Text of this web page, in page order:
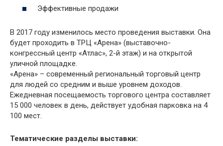
Эффективные продажи
В 2017 году изменилось место проведения выставки. Она
будет проходить в ТРЦ «Арена» (выставочно-
конгрессный центр «Атлас», 2-й этаж) и на открытой
уличной площадке.
«Арена» – современный региональный торговый центр
для людей со средним и выше уровнем доходов.
Ежедневная посещаемость торгового центра составляет
15 000 человек в день, действует удобная парковка на 4
100 мест.
Тематические разделы выставки: